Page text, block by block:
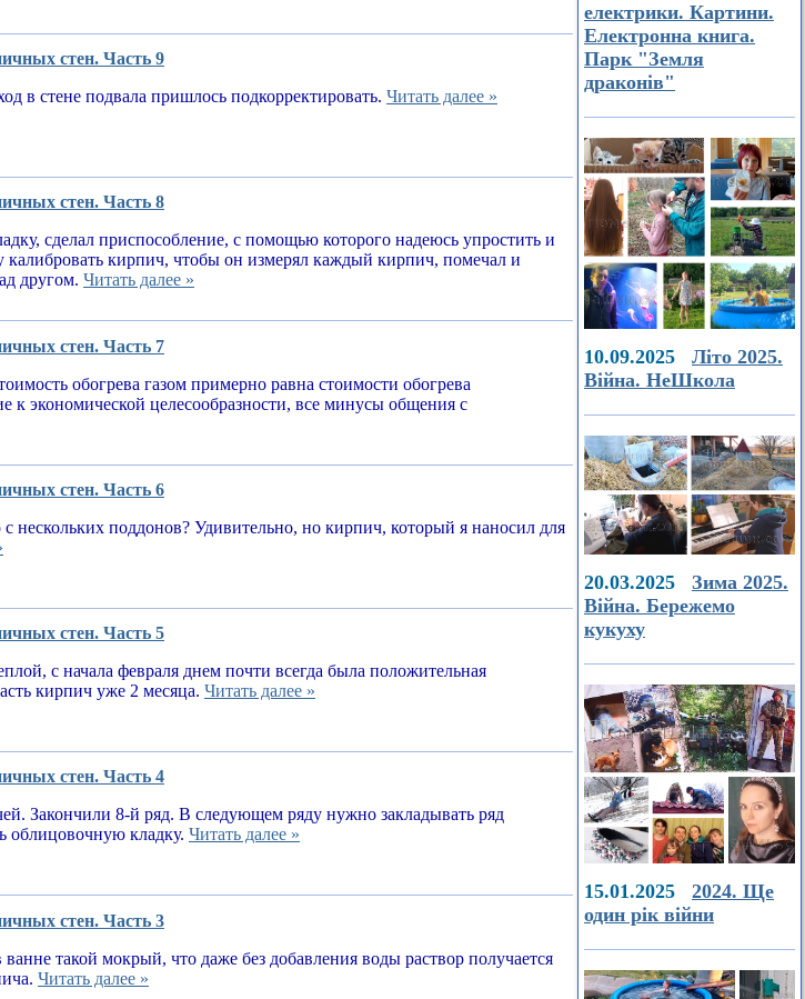
стен. Часть 9
в стене подвала пришлось подкорректировать. Читать далее »
стен. Часть 8
сделал приспособление, с помощью которого надеюсь упростить и
калибровать кирпич, чтобы он измерял каждый кирпич, помечал и
другом. Читать далее »
стен. Часть 7
обогрева газом примерно равна стоимости обогрева
к экономической целесообразности, все минусы общения с
стен. Часть 6
нескольких поддонов? Удивительно, но кирпич, который я наносил для
стен. Часть 5
с начала февраля днем почти всегда была положительная
кирпич уже 2 месяца. Читать далее »
стен. Часть 4
Закончили 8-й ряд. В следующем ряду нужно закладывать ряд
облицовочную кладку. Читать далее »
стен. Часть 3
такой мокрый, что даже без добавления воды раствор получается
Читать далее »
електрики. Картини.
Електронна книга.
Парк "Земля
драконів"
10.09.2025 Літо 2025.
Війна. НеШкола
20.03.2025 Зима 2025.
Війна. Бережемо
кукуху
15.01.2025 2024. Ще
один рік війни